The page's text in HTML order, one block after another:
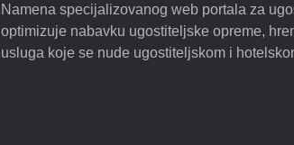
Namena specijalizovanog web portala za
optimizuje nabavku ugostiteljske opreme,
usluga koje se nude ugostiteljskom i